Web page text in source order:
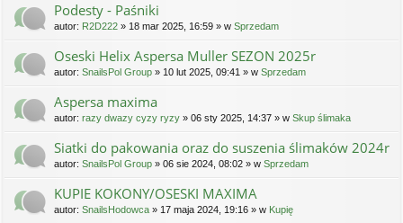
Podesty - Paśniki
autor: R2D222 » 18 mar 2025, 16:59 » w Sprzedam
Oseski Helix Aspersa Muller SEZON 2025r
autor: SnailsPol Group » 10 lut 2025, 09:41 » w Sprzedam
Aspersa maxima
autor: razy dwazy cyzy ryzy » 06 sty 2025, 14:37 » w Skup ślimaka
Siatki do pakowania oraz do suszenia ślimaków 2024r
autor: SnailsPol Group » 06 sie 2024, 08:02 » w Sprzedam
KUPIE KOKONY/OSESKI MAXIMA
autor: SnailsHodowca » 17 maja 2024, 19:16 » w Kupię